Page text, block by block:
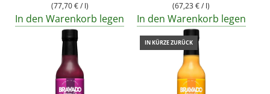
(77,70 €/ l)
In den Warenkorb legen
g
u
l
(67,23 €/ l)
In den Warenkorb legen
IN KÜRZE ZURÜCK